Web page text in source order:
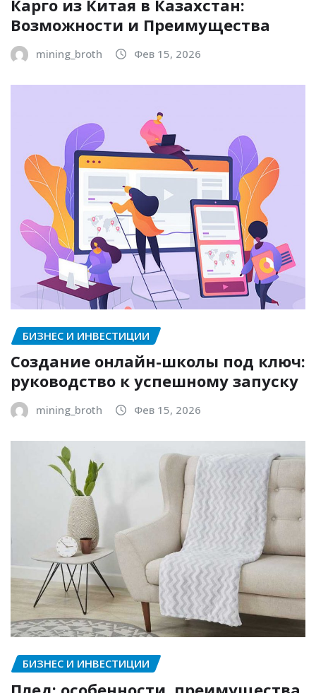
Карго из Китая в Казахстан:
Возможности и Преимущества
mining_broth Фев 15, 2026
БИЗНЕС И ИНВЕСТИЦИИ
Создание онлайн-школы под ключ:
руководство к успешному запуску
mining_broth Фев 15, 2026
БИЗНЕС И ИНВЕСТИЦИИ